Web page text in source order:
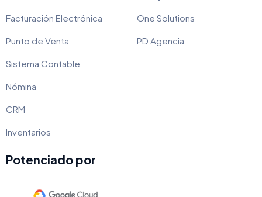
Facturación Electrónica
Punto de Venta
Sistema Contable
Nómina
CRM
Inventarios
One Solutions
PD Agencia
Potenciado por